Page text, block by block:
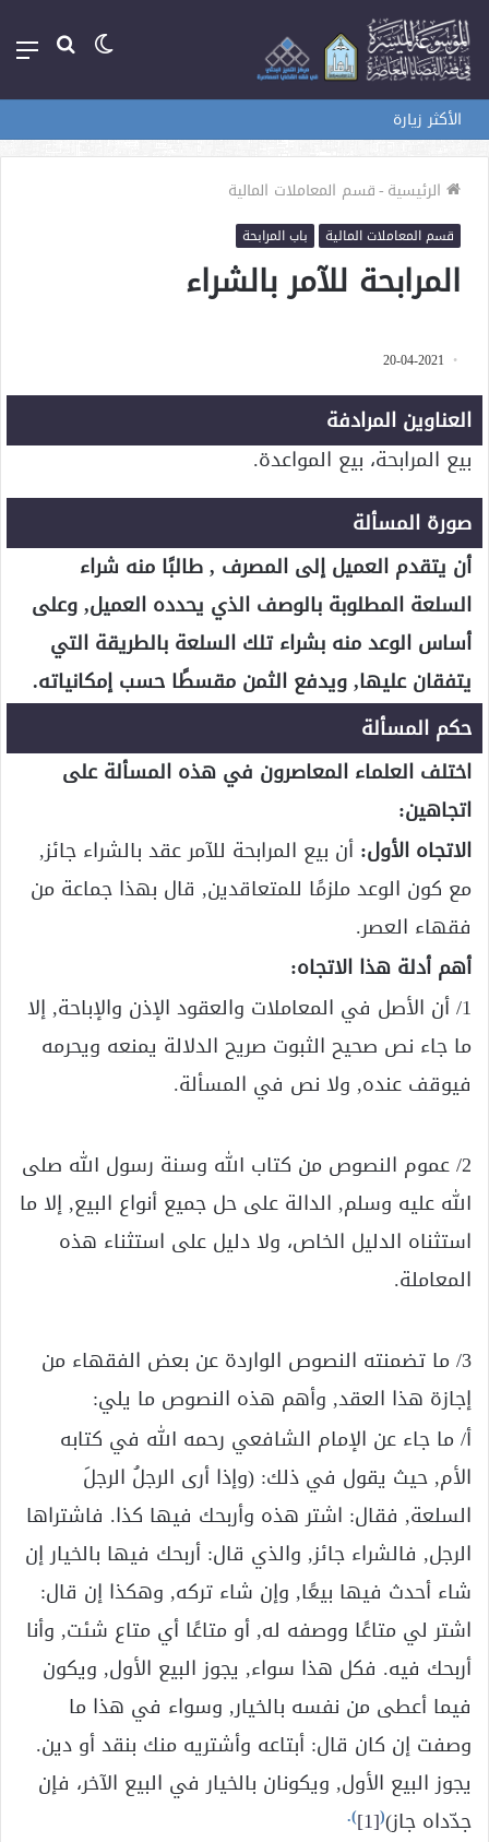
بحث الوضع
الأكثر زيارة
الرئيسية-قسم المعاملات المالية
قسم المعاملات المالية باب المرابحة
المرابحة للآمر بالشراء
20-04-2021
العناوين المرادفة
بيع المرابحة، بيع المواعدة.
صورة المسألة
أن يتقدم العميل إلى المصرف , طالبًا منه شراء
السلعة المطلوبة بالوصف الذي يحدده العميل, وعلى
أساس الوعد منه بشراء تلك السلعة بالطريقة التي
يتفقان عليها, ويدفع الثمن مقسطًا حسب إمكانياته.
حكم المسألة
اختلف العلماء المعاصرون في هذه المسألة على
اتجاهين:
الاتجاه الأول: أن بيع المرابحة للآمر عقد بالشراء جائز,
مع كون الوعد ملزمًا للمتعاقدين, قال بهذا جماعة من
فقهاء العصر.
أهم أدلة هذا الاتجاه:
1/ أن الأصل في المعاملات والعقود الإذن والإباحة, إلا
ما جاء نص صحيح الثبوت صريح الدلالة يمنعه ويحرمه
فيوقف عنده, ولا نص في المسألة.
2/ عموم النصوص من كتاب الله وسنة رسول الله صلى
الله عليه وسلم, الدالة على حل جميع أنواع البيع, إلا ما
استثناه الدليل الخاص، ولا دليل على استثناء هذه
المعاملة.
3/ ما تضمنته النصوص الواردة عن بعض الفقهاء من
إجازة هذا العقد, وأهم هذه النصوص ما يلي:
أ/ ما جاء عن الإمام الشافعي رحمه الله في كتابه
الأم, حيث يقول في ذلك: (وإذا أرى الرجلُ الرجلَ
السلعة, فقال: اشتر هذه وأربحك فيها كذا. فاشتراها
الرجل, فالشراء جائز, والذي قال: أربحك فيها بالخيار إن
شاء أحدث فيها بيعًا, وإن شاء تركه, وهكذا إن قال:
اشتر لي متاعًا ووصفه له, أو متاعًا أي متاع شئت, وأنا
أربحك فيه. فكل هذا سواء, يجوز البيع الأول, ويكون
فيما أعطى من نفسه بالخيار, وسواء في هذا ما
وصفت إن كان قال: أبتاعه وأشتريه منك بنقد أو دين.
يجوز البيع الأول, ويكونان بالخيار في البيع الآخر، فإن
جدّداه جاز)(
[1]
).